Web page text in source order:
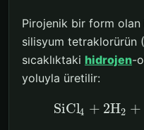
Pirojenik bir form
silisyum tetraklorürün
sıcaklıktaki hidrojen-
yoluyla üretilir:
SiCl4 + 2H2 +